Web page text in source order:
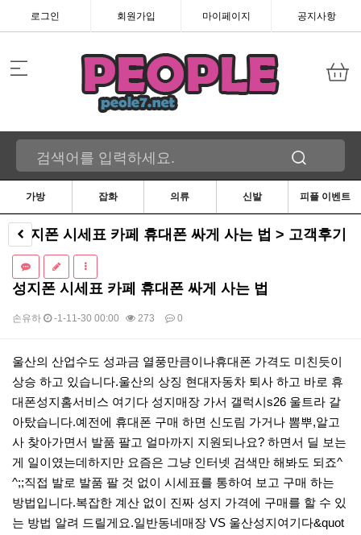
로그인 회원가입 마이페이지 공지사항
가방 잡화 의류 신발 피플 이벤트
성지폰 시세표 카페 휴대폰 싸게 사는 법 > 고객후기
성지폰 시세표 카페 휴대폰 싸게 사는 법
손유하 -1-11-30 00:00 273 0
본문
울산의 산업수도 성과금 열풍만큼이나휴대폰 가격도 미친듯이
상승 하고 있습니다.울산의 상징 현대자동차 퇴사 하고 바로 휴
대폰성지홈서비스 여기다 성지매장 가서 갤럭시s26 울트라 갈
아탔습니다.​예전에 휴대폰 구매 하면 신도림 가거나 뽐뿌,알고
사 찾아가면서 발품 팔고 얼마까지 지원되나요? 하면서 딜 보는
게 일이였는데하지만 요즘은 그냥 인터넷 검색만 해봐도 되죠^
^;;​직접 발로 발품 팔 것 없이 시세표를 통하여 보고 구매 하는
방법입니다.복잡한 계산 없이 진짜 성지 가격에 구매를 할 수 있
는 방법 알려 드릴게요.​일반동네매장 VS 울산성지여기다&quot